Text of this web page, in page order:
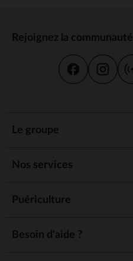
Rejoignez la communauté
Le groupe
Nos services
Puériculture
Besoin d'aide ?